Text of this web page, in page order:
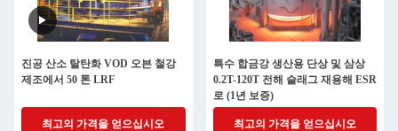
진공 산소 탈탄화 VOD 오븐 철강
제조에서 50 톤 LRF
최고의 가격을 얻으십시오
특수 합금강 생산용 단상 및 삼상
0.2T-120T 전해 슬래그 재용해 ESR
로 (1년 보증)
최고의 가격을 얻으십시오